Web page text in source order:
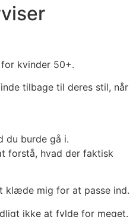
kvinder 50+.
tilbage til deres stil, når
du burde gå i.
forstå, hvad der faktisk
klæde mig for at passe ind.
ikke at fylde for meget.